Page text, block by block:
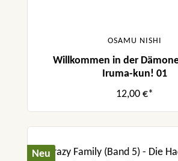
OSAMU NISHI
Willkommen in der
Iruma-kun! 01
12,00 €*
Neu